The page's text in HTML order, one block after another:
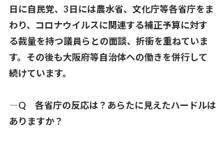
日に自民党、3日には農水省、文化庁等各省庁をま
わり、コロナウイルスに関連する補正予算に対す
る裁量を持つ議員らとの面談、折衝を重ねていま
す。その後も大阪府等自治体への働きを併行して
続けています。
―Q 各省庁の反応は？あらたに見えたハードルは
ありますか？